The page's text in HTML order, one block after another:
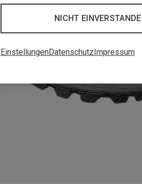
NICHT
EinstellungenDatenschutz Impressum